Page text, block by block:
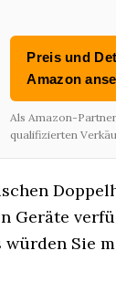
Preis und
Amazon
Als Amazon-
qualifizierten
Geräte
würden Sie